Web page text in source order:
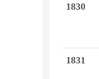
1830
1831